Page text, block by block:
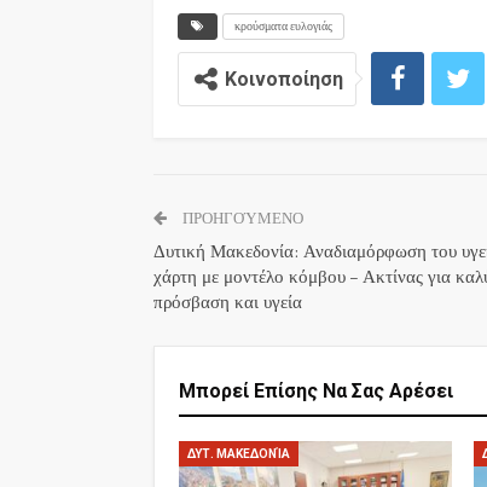
κρούσματα ευλογιάς
Κοινοποίηση
ΠΡΟΗΓΟΎΜΕΝΟ
Δυτική Μακεδονία: Αναδιαμόρφωση του
χάρτη με μοντέλο κόμβου – Ακτίνας για
πρόσβαση και υγεία
Μπορεί Επίσης Να Σας Αρέσει
ΔΥΤ. ΜΑΚΕΔΟΝΊΑ